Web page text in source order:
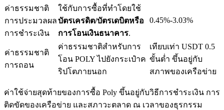
ลงทุนอัตโนมัติ
คว้าผลกำไรระยะยาวและผลประโยชน์ที่ยืดหยุ่น
ค่าธรรมชาติ
การประมวลผล
การชำระเงิน
ใช้กับการซื้อที่ทำโดยใช้
บัตรเครดิต/บัตรเดบิตหรือ
การโอนเงินธนาคาร.
0.45%-3.03%
ค่าธรรมชาติ
การถอน
ค่าธรรมชาติสำหรับการ
โอน POLY ไปยังกระเป๋าค
ริปโตภายนอก
เทียบเท่า USDT 0.5
ขั้นต่ำ ขึ้นอยู่กับ
สภาพของเครือข่าย
ค่าใช้จ่ายสุดท้ายของการซื้อ Poly ขึ้นอยู่กับวิธีการชำระเงิน การ
ติดขัดของเครือข่าย และสภาวะตลาด ณ เวลาของธุรกรรม